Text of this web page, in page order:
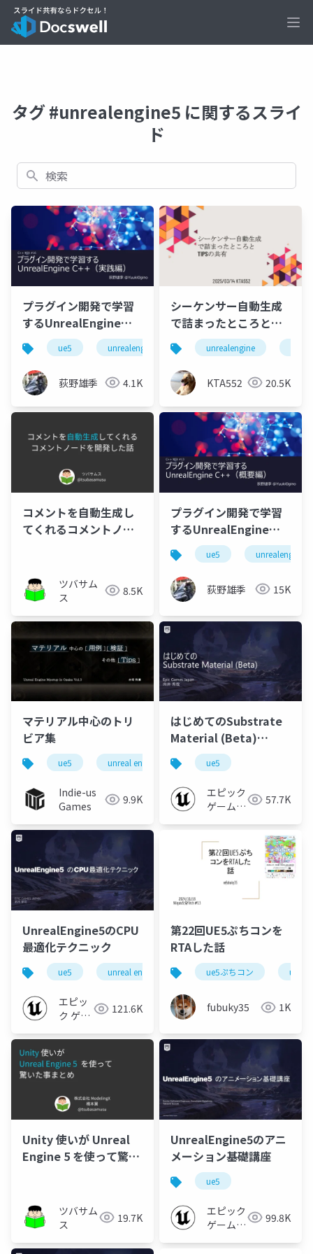
タグ #unrealengine5 に関するスライ
ド
検索
プラグイン開発で学習
するUnrealEngine
C++（実践編）
ue5 unrealengine5 c++
荻野雄季 4.1K
シーケンサー自動生成
で詰まったところと
TIPSの共有unrealengine
KTA552 20.5K
コメントを自動生成し
てくれるコメントノー
会 in バーチャル長崎）
ツバサム
ス
8.5K
プラグイン開発で学習
するUnrealEngine
C++（概要編）
ue5 unrealengine5
荻野雄季 15K
マテリアル中心のトリ
ビア集
ue5 unreal engine マテリアル
Indie-us
Games
9.9K
はじめてのSubstrate
Material (Beta)
【Unreal Engine
Meetup Nara #1】
ue5
エピック
ゲームズ
57.7K
UnrealEngine5のCPU
最適化テクニック
ue5 unreal engine 5
エピッ
ク ゲー
ャパン
121.6K
第22回UE5ぷちコンを
RTAした話
ue5ぷちコン ue5
fubuky35 1K
Unity 使いが Unreal
Engine 5 を使って驚い
ツバサム
ス
19.7K
UnrealEngine5のアニ
メーション基礎講座
ue5
エピック
ゲームズ
99.8K